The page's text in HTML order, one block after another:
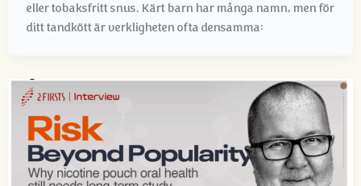
eller tobaksfritt snus. Kärt barn har många namn, men för
ditt tandkött är verkligheten ofta densamma: